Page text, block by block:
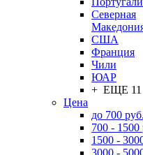
Северная
США
Франция
Чили
ЮАР
+ ЕЩЕ 11
Цена
до 700 руб.
700 - 1500
1500 -
3000 -